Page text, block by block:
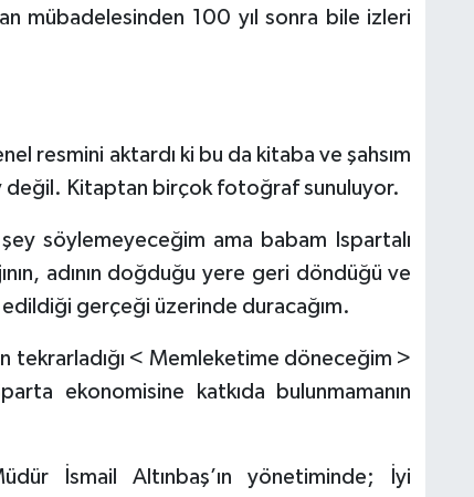
mübadelesinden 100 yıl sonra bile izleri
resmini aktardı ki bu da kitaba ve şahsım
değil. Kitaptan birçok fotoğraf sunuluyor.
söylemeyeceğim ama babam Ispartalı
adının doğduğu yere geri döndüğü ve
gerçeği üzerinde duracağım.
tekrarladığı < Memleketime döneceğim >
ekonomisine katkıda bulunmamanın
İsmail Altınbaş’ın yönetiminde; İyi